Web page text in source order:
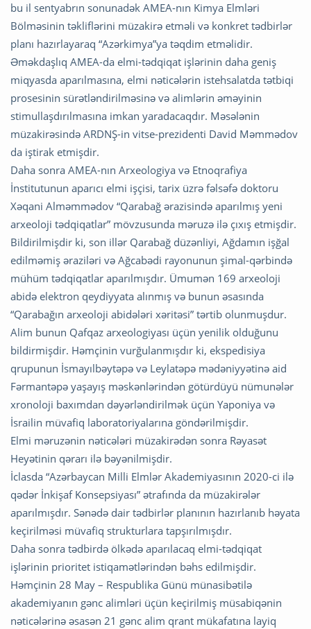
bu il sentyabrın sonunadək AMEA-nın Kimya Elmləri
Bölməsinin təkliflərini müzakirə etməli və konkret tədbirlər
planı hazırlayaraq “Azərkimya”ya təqdim etməlidir.
Əməkdaşlıq AMEA-da elmi-tədqiqat işlərinin daha geniş
miqyasda aparılmasına, elmi nəticələrin istehsalatda tətbiqi
prosesinin sürətləndirilməsinə və alimlərin əməyinin
stimullaşdırılmasına imkan yaradacaqdır. Məsələnin
müzakirəsində ARDNŞ-in vitse-prezidenti David Məmmədov
da iştirak etmişdir.
Daha sonra AMEA-nın Arxeologiya və Etnoqrafiya
İnstitutunun aparıcı elmi işçisi, tarix üzrə fəlsəfə doktoru
Xəqani Alməmmədov “Qarabağ ərazisində aparılmış yeni
arxeoloji tədqiqatlar” mövzusunda məruzə ilə çıxış etmişdir.
Bildirilmişdir ki, son illər Qarabağ düzənliyi, Ağdamın işğal
edilməmiş əraziləri və Ağcabədi rayonunun şimal-qərbində
mühüm tədqiqatlar aparılmışdır. Ümumən 169 arxeoloji
abidə elektron qeydiyyata alınmış və bunun əsasında
“Qarabağın arxeoloji abidələri xəritəsi” tərtib olunmuşdur.
Alim bunun Qafqaz arxeologiyası üçün yenilik olduğunu
bildirmişdir. Həmçinin vurğulanmışdır ki, ekspedisiya
qrupunun İsmayılbəytəpə və Leylatəpə mədəniyyətinə aid
Fərmantəpə yaşayış məskənlərindən götürdüyü nümunələr
xronoloji baxımdan dəyərləndirilmək üçün Yaponiya və
İsrailin müvafiq laboratoriyalarına göndərilmişdir.
Elmi məruzənin nəticələri müzakirədən sonra Rəyasət
Heyətinin qərarı ilə bəyənilmişdir.
İclasda “Azərbaycan Milli Elmlər Akademiyasının 2020-ci ilə
qədər İnkişaf Konsepsiyası” ətrafında da müzakirələr
aparılmışdır. Sənədə dair tədbirlər planının hazırlanıb həyata
keçirilməsi müvafiq strukturlara tapşırılmışdır.
Daha sonra tədbirdə ölkədə aparılacaq elmi-tədqiqat
işlərinin prioritet istiqamətlərindən bəhs edilmişdir.
Həmçinin 28 May – Respublika Günü münasibətilə
akademiyanın gənc alimləri üçün keçirilmiş müsabiqənin
nəticələrinə əsasən 21 gənc alim qrant mükafatına layiq